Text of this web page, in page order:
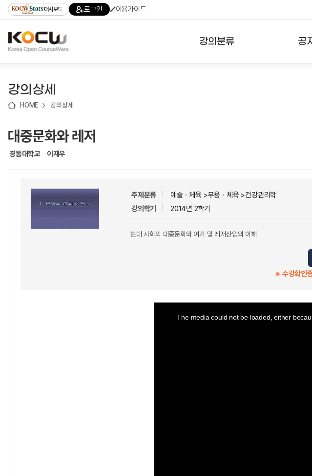
기
기
기
content)
가
대시보드 로그인 이용가이드
강의분류 공
강의상세
HOME 강의상세
대중문화와 레저
경동대학교 이재우
주제분류
예술ㆍ체육 >무용ㆍ체육 >건강관리학
강의학기
2014년 2학기
현대 사회의 대중문화와 여가 및 레저산업의 이해
※ 수강확인
The media could not be loaded, either